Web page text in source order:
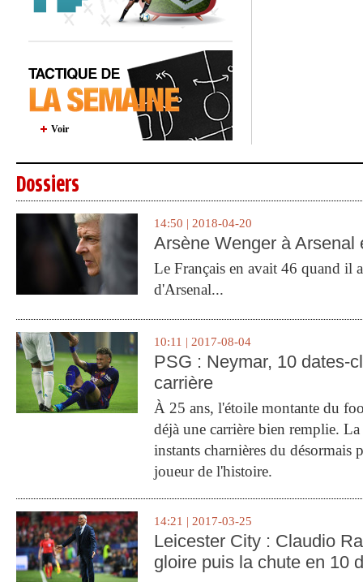
Voir
Dossiers
14:50 | 2018-04-20
Arsène Wenger à Arsenal
Le Français en avait 46 quand il
d'Arsenal...
10:11 | 2017-08-04
PSG : Neymar, 10 dates-
carrière
À 25 ans, l'étoile montante du
déjà une carrière bien remplie.
instants charnières du désormais
joueur de l'histoire.
14:21 | 2017-03-25
Leicester City : Claudio
gloire puis la chute en 10